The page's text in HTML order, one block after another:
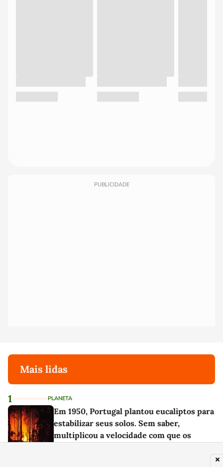
PUBLICIDADE
Mais lidas
1 PLANETA
Em 1950, Portugal plantou eucaliptos para
estabilizar seus solos. Sem saber,
multiplicou a velocidade com que os